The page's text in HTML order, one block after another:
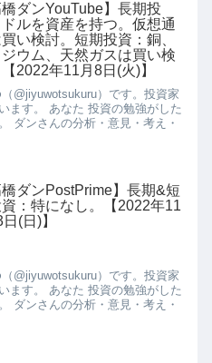
橋ダンYouTube】長期投
ルを資産を持つ。仮想通
い検討。短期投資：銅、
ウム、天然ガスは買い検
2022年11月8日(火)】
@jiyuwotsukuru）です。投資家
ます。 あなた 投資の勉強がした
ダンさんの分析・意見・考え・
橋ダンPostPrime】長期&短
：特になし。【2022年11
(日)】
@jiyuwotsukuru）です。投資家
ます。 あなた 投資の勉強がした
ダンさんの分析・意見・考え・